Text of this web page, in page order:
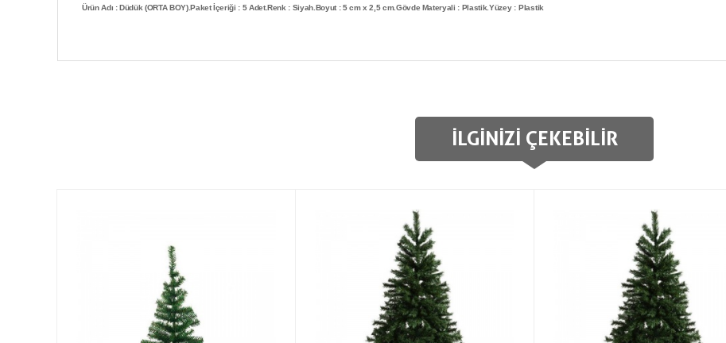
Ürün Adı : Düdük (ORTA BOY).Paket İçeriği : 5 Adet.Renk : Siyah. Boyut : 5 cm x 2,5 cm.Gövde Materyali : Plastik. Yüzey : Plastik
İLGINIZI ÇEKEBILIR